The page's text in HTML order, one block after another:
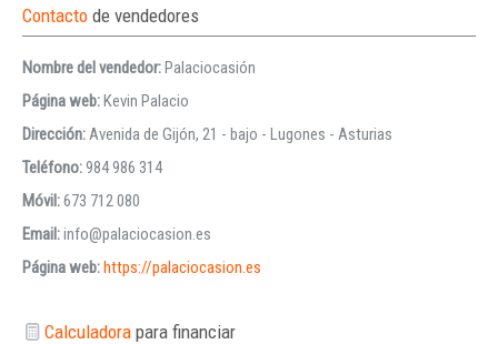
Contacto de vendedores
Nombre del vendedor:Palaciocasión
Página web:Kevin Palacio
Dirección:Avenida de Gijón, 21 - bajo - Lugones - Asturias
Teléfono:984 986 314
Móvil:673 712 080
Email:info@palaciocasion.es
Página web:https://palaciocasion.es
Calculadorapara financiar